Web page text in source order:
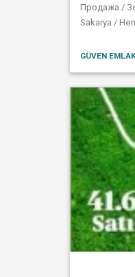
Продажа /
Sakarya /
GÜVEN